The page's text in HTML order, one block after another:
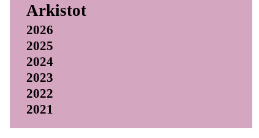
Arkistot
2026
2025
2024
2023
2022
2021